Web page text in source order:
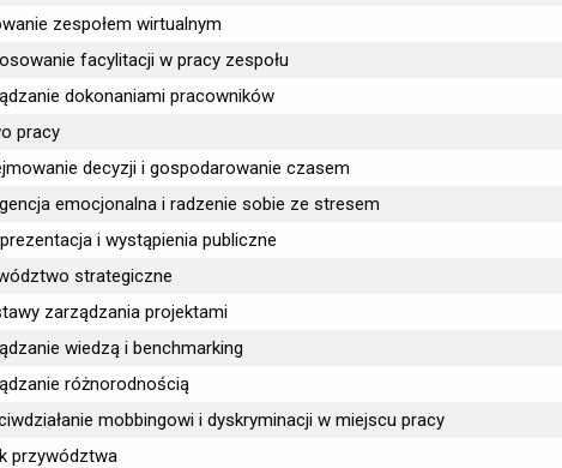
zespołem wirtualnym
facylitacji w pracy zespołu
dokonaniami pracowników
pracy
decyzji i gospodarowanie czasem
emocjonalna i radzenie sobie ze stresem
i wystąpienia publiczne
strategiczne
zarządzania projektami
wiedzą i benchmarking
różnorodnością
mobbingowi i dyskryminacji w miejscu pracy
przywództwa